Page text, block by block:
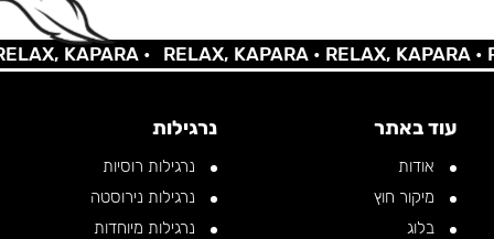
KAPARA • RELAX, KAPARA •RELAX, KAPARA •
עוד באתר
אודות
מיקור חוץ
בלוג
נרגילות
נרגילות רוסיות
נרגילות נירוסטה
נרגילות מיוחדות